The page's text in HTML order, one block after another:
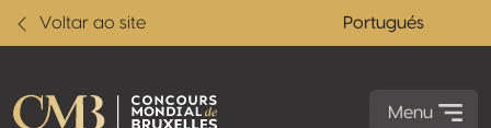
Voltar ao site Portugués
Menu